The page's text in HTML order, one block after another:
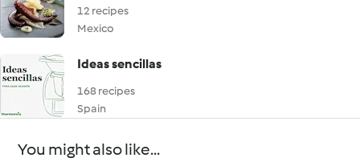
12 recipes
Mexico
Ideas sencillas
168 recipes
Spain
You might also like...